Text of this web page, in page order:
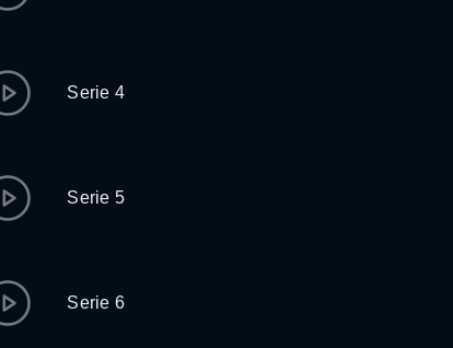
Serie 4
Serie 5
Serie 6